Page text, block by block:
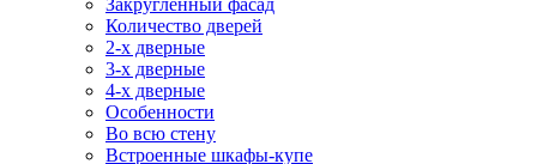
Закругленный фасад
Количество дверей
2-х дверные
3-х дверные
4-х дверные
Особенности
Во всю стену
Встроенные шкафы-купе